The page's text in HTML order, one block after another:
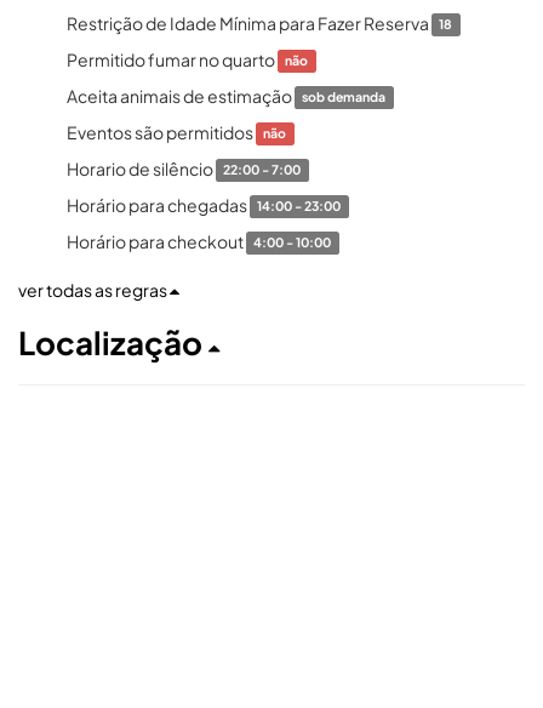
Restrição de Idade Mínima para Fazer Reserva 18
Permitido fumar no quarto não
Aceita animais de estimação sob demanda
Eventos são permitidos não
Horario de silêncio 22:00 - 7:00
Horário para chegadas 14:00 - 23:00
Horário para checkout 4:00 - 10:00
ver todas as regras
Localização